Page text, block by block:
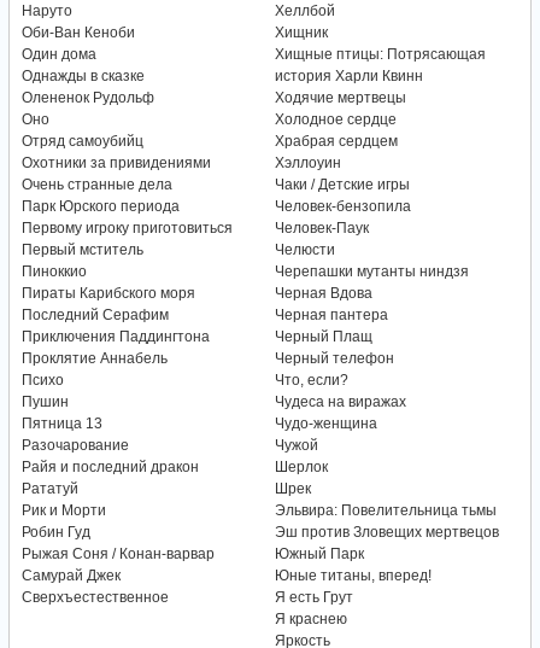
Наруто
Оби-Ван Кеноби
Один дома
Однажды в сказке
Олененок Рудольф
Оно
Отряд самоубийц
Охотники за привидениями
Очень странные дела
Парк Юрского периода
Первому игроку приготовиться
Первый мститель
Пиноккио
Пираты Карибского моря
Последний Серафим
Приключения Паддингтона
Проклятие Аннабель
Психо
Пушин
Пятница 13
Разочарование
Райя и последний дракон
Рататуй
Рик и Морти
Робин Гуд
Рыжая Соня / Конан-варвар
Самурай Джек
Сверхъестественное
Хеллбой
Хищник
Хищные птицы: Потрясающая
история Харли Квинн
Ходячие мертвецы
Холодное сердце
Храбрая сердцем
Хэллоуин
Чаки / Детские игры
Человек-бензопила
Человек-Паук
Челюсти
Черепашки мутанты ниндзя
Черная Вдова
Черная пантера
Черный Плащ
Черный телефон
Что, если?
Чудеса на виражах
Чудо-женщина
Чужой
Шерлок
Шрек
Эльвира: Повелительница тьмы
Эш против Зловещих мертвецов
Южный Парк
Юные титаны, вперед!
Я есть Грут
Я краснею
Яркость